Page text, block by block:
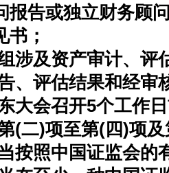
告或独立财务顾
；
及资产审计、评
、评估结果和经审
大会召开5个工作
)项至第(四)项及
按照中国证监会的